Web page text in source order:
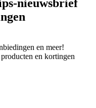
nieuwsbrief
en meer!
en kortingen